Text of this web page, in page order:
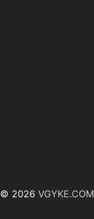
© 2026 VGYKE.COM